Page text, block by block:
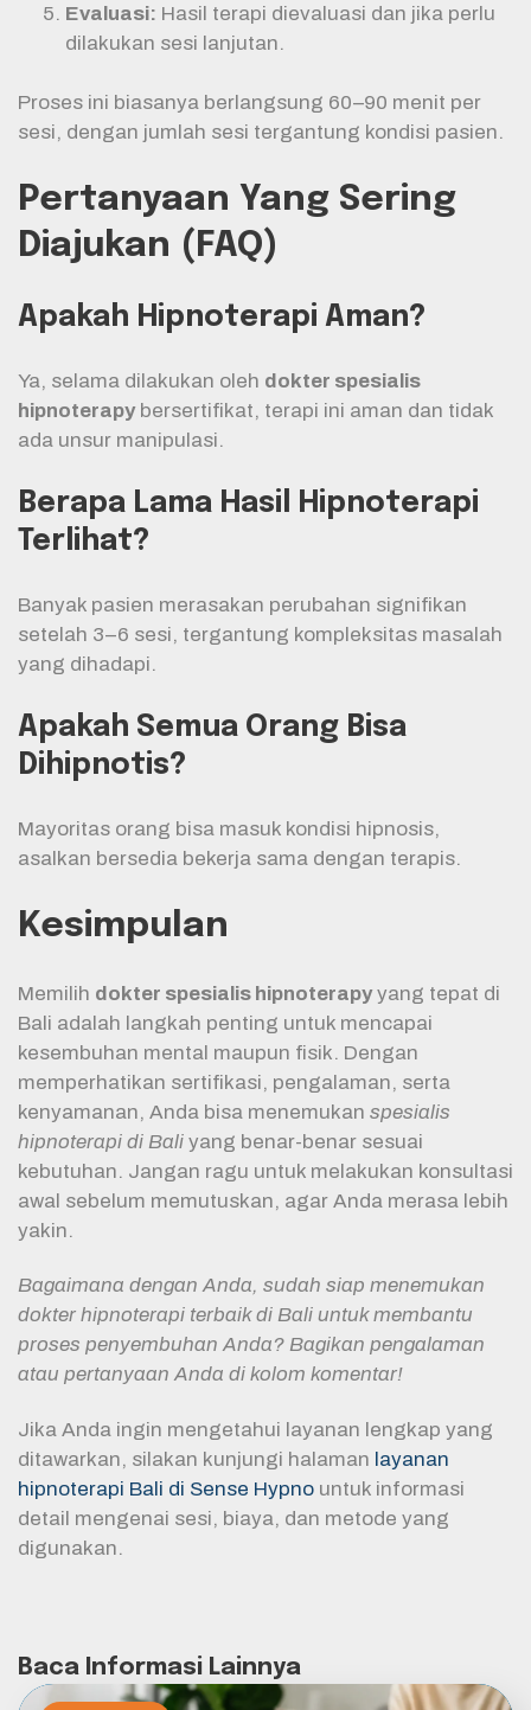
Evaluasi: Hasil terapi dievaluasi dan jika perlu
dilakukan sesi lanjutan.
Proses ini biasanya berlangsung 60–90 menit per
sesi, dengan jumlah sesi tergantung kondisi pasien.
Pertanyaan Yang Sering
Diajukan (FAQ)
Apakah Hipnoterapi Aman?
Ya, selama dilakukan oleh dokter spesialis
hipnoterapybersertifikat, terapi ini aman dan tidak
ada unsur manipulasi.
Berapa Lama Hasil Hipnoterapi
Terlihat?
Banyak pasien merasakan perubahan signifikan
setelah 3–6 sesi, tergantung kompleksitas masalah
yang dihadapi.
Apakah Semua Orang Bisa
Dihipnotis?
Mayoritas orang bisa masuk kondisi hipnosis,
asalkan bersedia bekerja sama dengan terapis.
Kesimpulan
Memilih dokter spesialis hipnoterapyyang tepat di
Bali adalah langkah penting untuk mencapai
kesembuhan mental maupun fisik. Dengan
memperhatikan sertifikasi, pengalaman, serta
kenyamanan, Anda bisa menemukan spesialis
hipnoterapi di Bali yang benar-benar sesuai
kebutuhan. Jangan ragu untuk melakukan konsultasi
awal sebelum memutuskan, agar Anda merasa lebih
yakin.
Bagaimana dengan Anda, sudah siap menemukan
dokter hipnoterapi terbaik di Bali untuk membantu
proses penyembuhan Anda? Bagikan pengalaman
atau pertanyaan Anda di kolom komentar!
Jika Anda ingin mengetahui layanan lengkap yang
ditawarkan, silakan kunjungi halaman layanan
hipnoterapi Bali di Sense Hypno untuk informasi
detail mengenai sesi, biaya, dan metode yang
digunakan.
Baca Informasi Lainnya